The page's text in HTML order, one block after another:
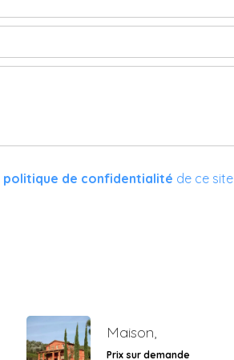
politique de confidentialité de ce site
Maison,
Prix sur demande